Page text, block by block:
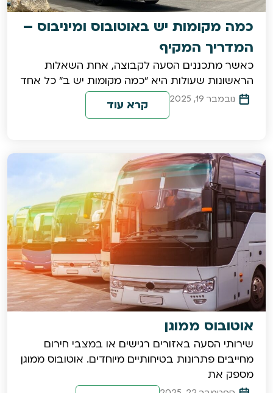
כמה מקומות יש באוטובוס ומיניבוס –
המדריך המקיף
כאשר מתכננים הסעה לקבוצה, אחת השאלות
הראשונות שעולות היא "כמה מקומות יש ב" כל אחד
נובמבר 19, 2025 קרא עוד
אוטובוס ממוגן
שירותי הסעה באזורים רגישים או במצבי חירום
מחייבים פתרונות בטיחותיים מיוחדים. אוטובוס ממוגן
מספק את